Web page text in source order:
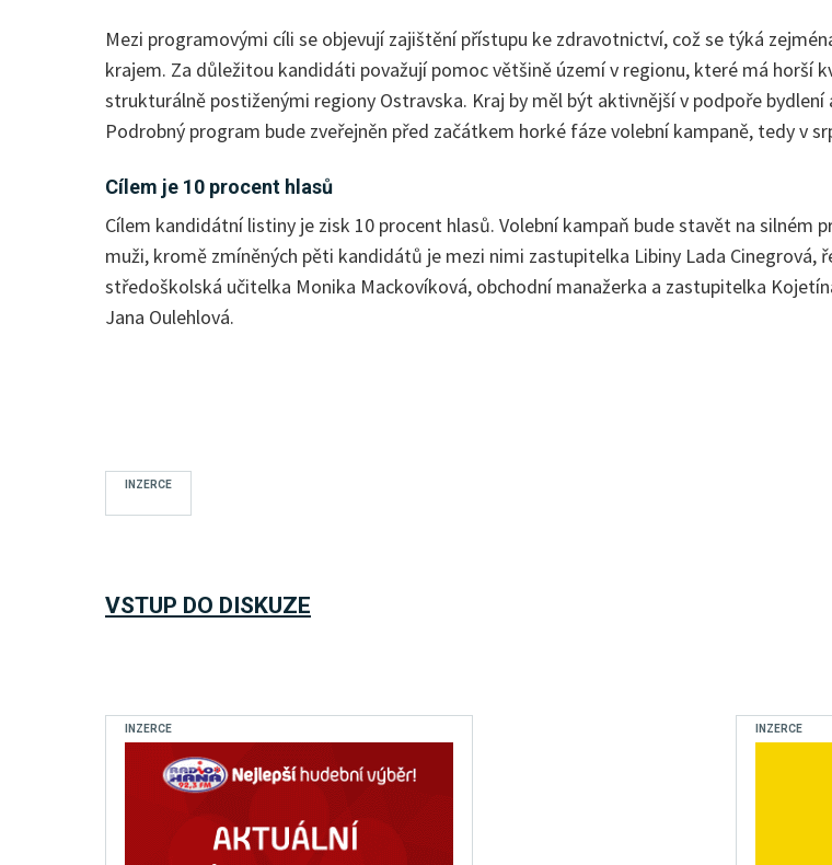
Mezi programovými cíli se objevují zajištění přístupu ke zdravotnictví, což se týká
krajem. Za důležitou kandidáti považují pomoc většině území v regionu, které má
strukturálně postiženými regiony Ostravska. Kraj by měl být aktivnější v podpoře
Podrobný program bude zveřejněn před začátkem horké fáze volební kampaně, tedy v
Cílem je 10 procent hlasů
Cílem kandidátní listiny je zisk 10 procent hlasů. Volební kampaň bude stavět na silném
muži, kromě zmíněných pěti kandidátů je mezi nimi zastupitelka Libiny Lada
středoškolská učitelka Monika Mackovíková, obchodní manažerka a zastupitelka
Jana Oulehlová.
INZERCE
VSTUP DO DISKUZE
INZERCE INZERCE